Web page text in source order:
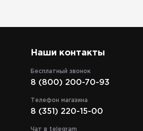
Наши контакты
Бесплатный звонок
8 (800) 200-70-93
Телефон магазина
8 (351) 220-15-00
Чат в telegram